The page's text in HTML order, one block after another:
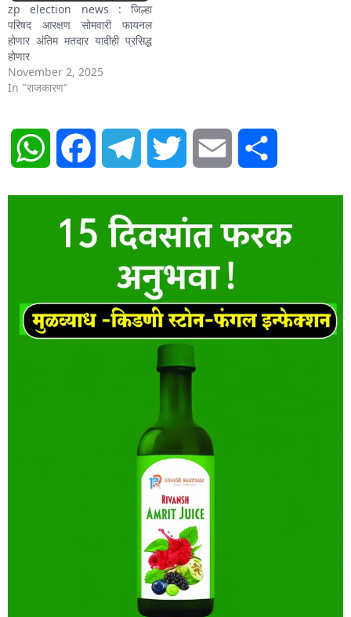
zp election news : जिल्हा
परिषद आरक्षण सोमवारी फायनल
होणार अंतिम मतदार यादीही प्रसिद्ध
होणार
November 2, 2025
In "राजकारण"
WhatsAppFacebook Telegram Twitter Email